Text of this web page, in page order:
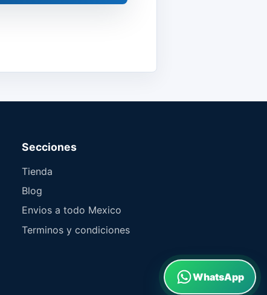
Secciones
Tienda
Blog
Envios a todo Mexico
Terminos y condiciones
WhatsApp